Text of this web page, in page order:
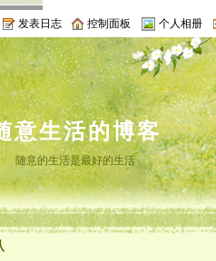
发表日志 控制面板 个人相册
意生活的博客
随意的生活是最好的生活